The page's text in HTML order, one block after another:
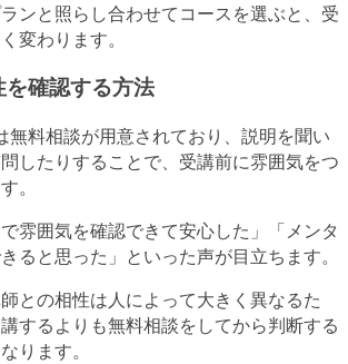
ンと照らし合わせてコースを選ぶと、受
変わります。
確認する方法
無料相談が用意されており、説明を聞い
したりすることで、受講前に雰囲気をつ
。
雰囲気を確認できて安心した」「メンタ
ると思った」といった声が目立ちます。
との相性は人によって大きく異なるた
するよりも無料相談をしてから判断する
ります。